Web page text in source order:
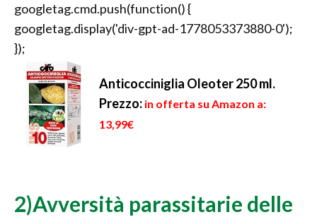
googletag.cmd.push(function() {
googletag.display('div-gpt-ad-1778053373880-0');
});
Anticocciniglia Oleoter 250 ml.
Prezzo: in offerta su Amazon a:
13,99€
2)Avversità parassitarie delle